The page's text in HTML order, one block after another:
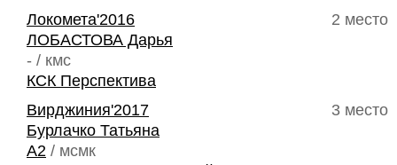
2 место
Локомета'2016
ЛОБАСТОВА Дарья
- / кмс
КСК Перспектива
3 место
Вирджиния'2017
Бурлачко Татьяна
A2 / мсмк